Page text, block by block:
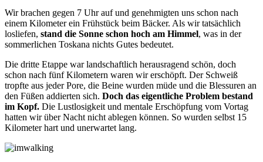
Wir brachen gegen 7 Uhr auf und genehmigten uns schon nach
einem Kilometer ein Frühstück beim Bäcker. Als wir tatsächlich
losliefen, stand die Sonne schon hoch am Himmel, was in der
sommerlichen Toskana nichts Gutes bedeutet.
Die dritte Etappe war landschaftlich herausragend schön, doch
schon nach fünf Kilometern waren wir erschöpft. Der Schweiß
tropfte aus jeder Pore, die Beine wurden müde und die Blessuren an
den Füßen addierten sich. Doch das eigentliche Problem bestand
im Kopf. Die Lustlosigkeit und mentale Erschöpfung vom Vortag
hatten wir über Nacht nicht ablegen können. So wurden selbst 15
Kilometer hart und unerwartet lang.